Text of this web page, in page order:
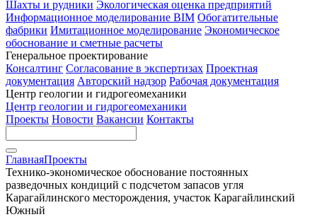
Шахты и рудники Экологическая оценка предприятий
Информационное моделирование BIM Обогатительные
фабрики Имитационное моделирование Экономическое
обоснование и сметные расчеты
Генеральное проектирование
Консалтинг Согласование в экспертизах Проектная
документация Авторский надзор Рабочая документация
Центр геологии и гидрогеомеханики
Центр геологии и гидрогеомеханики
Проекты Новости Вакансии Контакты
ГлавнаяПроекты
Технико-экономическое обоснование постоянных
разведочных кондиций с подсчетом запасов угля
Карагайлинского месторождения, участок Карагайлинский
Южный